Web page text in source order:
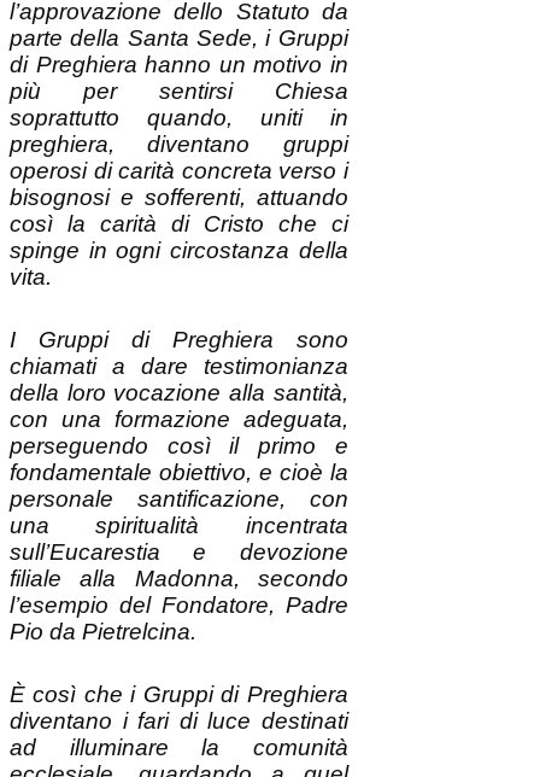
vita.
I Gruppi di Preghiera sono
chiamati a dare testimonianza
della loro vocazione alla santità,
con una formazione adeguata,
perseguendo così il primo e
fondamentale obiettivo, e cioè la
personale santificazione, con
una spiritualità incentrata
sull’Eucarestia e devozione
filiale alla Madonna, secondo
l’esempio del Fondatore, Padre
Pio da Pietrelcina.
È così che i Gruppi di Preghiera
diventano i fari di luce destinati
ad illuminare la comunità
ecclesiale, guardando a quel
modello che Giovanni Paolo II
ha proposto al mondo intero il
16 giugno scorso: PADRE PIO